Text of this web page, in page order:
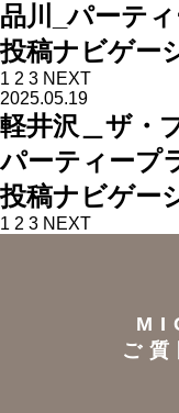
品川_パーテ
投稿ナビゲー
1 2 3 NEXT
2025.05.19
軽井沢＿ザ・
パーティープ
投稿ナビゲー
1 2 3 NEXT
ご